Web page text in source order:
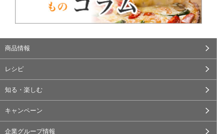
商品情報
レシピ
知る・楽しむ
キャンペーン
企業グループ情報